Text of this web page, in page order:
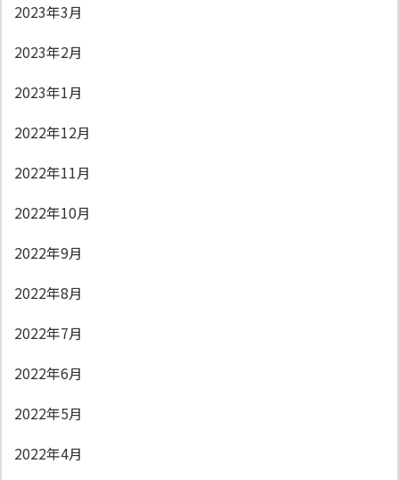
2023年3月
2023年2月
2023年1月
2022年12月
2022年11月
2022年10月
2022年9月
2022年8月
2022年7月
2022年6月
2022年5月
2022年4月